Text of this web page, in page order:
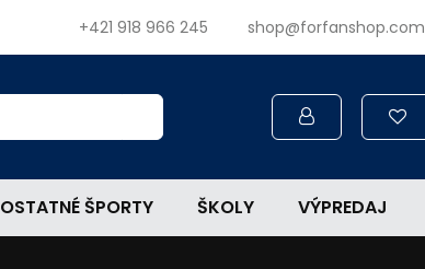
+421 918 966 245 shop@forfanshop.com
OSTATNÉ ŠPORTY ŠKOLY VÝPREDAJ